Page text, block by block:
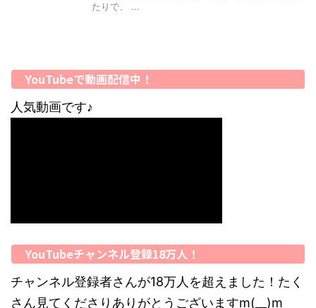
たりで、 ...
YouTubeで動画配信中！
人気動画です♪
YouTubeチャンネル登録18万人！
チャンネル登録者さんが18万人を超えました！たく
さん見てくださりありがとうございますm(__)m